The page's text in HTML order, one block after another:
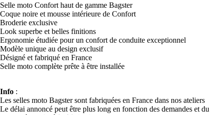
Selle moto Confort haut de gamme Bagster
Coque noire et mousse intérieure de Confort
Broderie exclusive
Look superbe et belles finitions
Ergonomie étudiée pour un confort de conduite exceptionnel
Modèle unique au design exclusif
Désigné et fabriqué en France
Selle moto complète prête à être installée
Info :
Les selles moto Bagster sont fabriquées en France dans nos ateliers
Le délai annoncé peut être plus long en fonction des demandes et du